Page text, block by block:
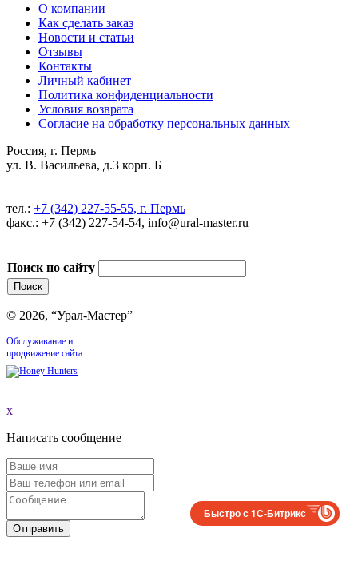
О компании
Как сделать заказ
Новости и статьи
Отзывы
Контакты
Личный кабинет
Политика конфиденциальности
Условия возврата
Согласие на обработку персональных данных
Россия, г. Пермь
ул. В. Васильева, д.3 корп. Б
тел.: +7 (342) 227-55-55, г. Пермь
факс.: +7 (342) 227-54-54, info@ural-master.ru
Поиск по сайту
© 2026, “Урал-Мастер”
Обслуживание и
продвижение сайта
x
Написать сообщение
Отправить
Быстро с 1С-Битрикс